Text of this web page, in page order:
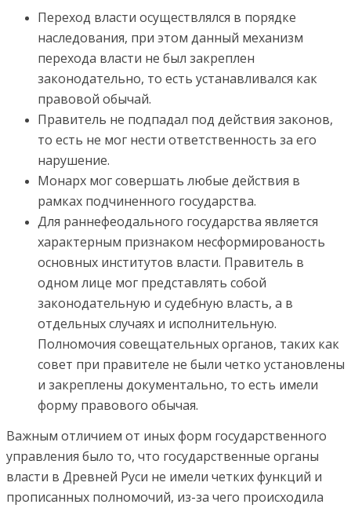
Переход власти осуществлялся в порядке
наследования, при этом данный механизм
перехода власти не был закреплен
законодательно, то есть устанавливался как
правовой обычай.
Правитель не подпадал под действия законов,
то есть не мог нести ответственность за его
нарушение.
Монарх мог совершать любые действия в
рамках подчиненного государства.
Для раннефеодального государства является
характерным признаком несформированость
основных институтов власти. Правитель в
одном лице мог представлять собой
законодательную и судебную власть, а в
отдельных случаях и исполнительную.
Полномочия совещательных органов, таких как
совет при правителе не были четко установлены
и закреплены документально, то есть имели
форму правового обычая.
Важным отличием от иных форм государственного
управления было то, что государственные органы
власти в Древней Руси не имели четких функций и
прописанных полномочий, из-за чего происходила